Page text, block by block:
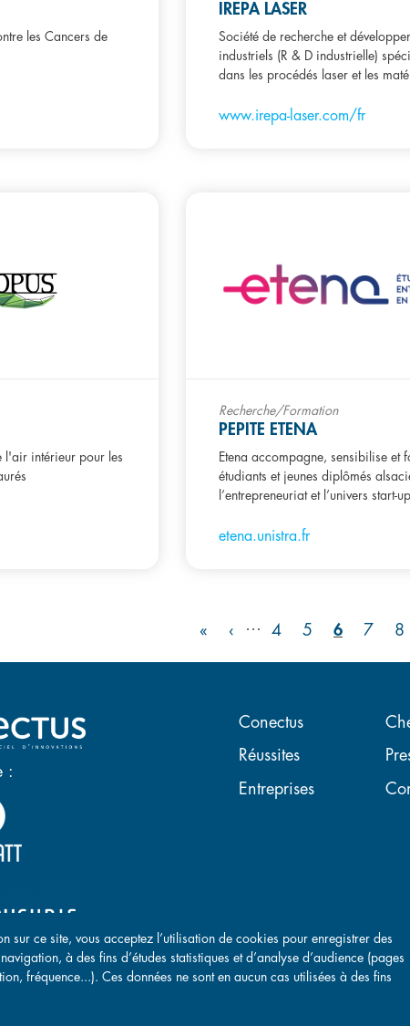
les Cancers de
IREPA LASER
Société de recherche et
industriels (R & D industrielle)
dans les procédés laser et les
www.irepa-laser.com/fr
l'air intérieur pour les
Recherche/Formation
PEPITE ETENA
Etena accompagne, sensibilise et
étudiants et jeunes diplômés
l’entrepreneuriat et l’univers start-
etena.unistra.fr
« ‹ … 4 5 6 7 8
:
Navigation
Conectus
Réussites
Entreprises
sur ce site, vous acceptez l’utilisation de cookies pour enregistrer des
à des fins d’études statistiques et d’analyse d’audience (pages
fréquence...). Ces données ne sont en aucun cas utilisées à des fins